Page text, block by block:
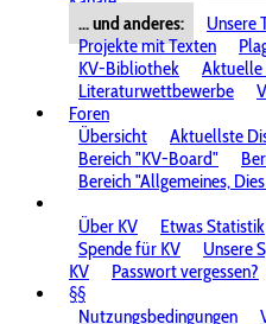
... und anderes:
Unsere
Projekte mit Texten
KV-Bibliothek
Aktuelle
Literaturwettbewerbe
Foren
Übersicht
Aktuellste
Bereich "KV-Board"
Bereich "Allgemeines,
Über KV
Etwas Statistik
Spende für KV
Unsere
KV
Passwort vergessen?
§§
Nutzungsbedingungen